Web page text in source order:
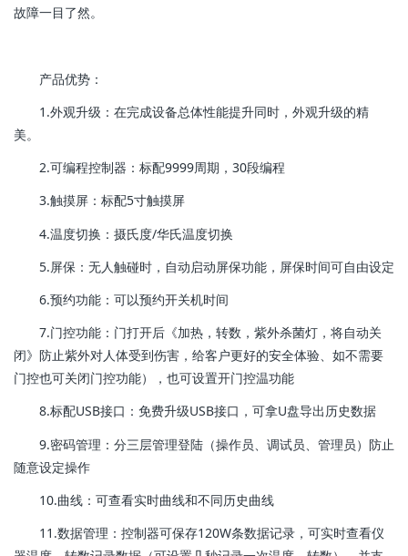
故障一目了然。
产品优势：
1.外观升级：在完成设备总体性能提升同时，外观升级的精
美。
2.可编程控制器：标配9999周期，30段编程
3.触摸屏：标配5寸触摸屏
4.温度切换：摄氏度/华氏温度切换
5.屏保：无人触碰时，自动启动屏保功能，屏保时间可自由设定
6.预约功能：可以预约开关机时间
7.门控功能：门打开后《加热，转数，紫外杀菌灯，将自动关
闭》防止紫外对人体受到伤害，给客户更好的安全体验、如不需要
门控也可关闭门控功能），也可设置开门控温功能
8.标配USB接口：免费升级USB接口，可拿U盘导出历史数据
9.密码管理：分三层管理登陆（操作员、调试员、管理员）防止
随意设定操作
10.曲线：可查看实时曲线和不同历史曲线
11.数据管理：控制器可保存120W条数据记录，可实时查看仪